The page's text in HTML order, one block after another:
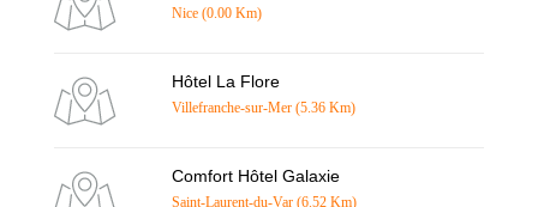
Nice (0.00 Km)
Hôtel La Flore
Villefranche-sur-Mer (5.36 Km)
Comfort Hôtel Galaxie
Saint-Laurent-du-Var (6.52 Km)